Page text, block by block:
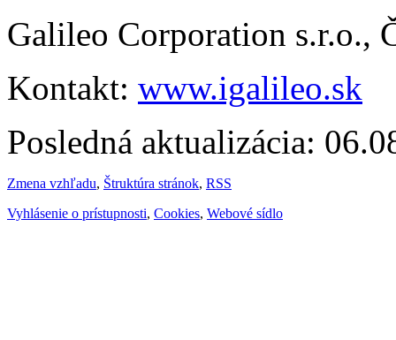
Galileo Corporation s.r.o.,
Kontakt: www.igalileo.sk
Posledná aktualizácia:
Zmena vzhľadu, Štruktúra stránok, RSS
Vyhlásenie o prístupnosti, Cookies, Webové sídlo